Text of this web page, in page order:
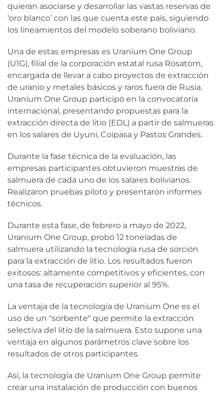
quieran asociarse y desarrollar las vastas reservas de
‘oro blanco’ con las que cuenta este país, siguiendo
los lineamientos del modelo soberano boliviano.
Una de estas empresas es Uranium One Group
(U1G), filial de la corporación estatal rusa Rosatom,
encargada de llevar a cabo proyectos de extracción
de uranio y metales básicos y raros fuera de Rusia.
Uranium One Group participó en la convocatoria
internacional, presentando propuestas para la
extracción directa de litio (EDL) a partir de salmueras
en los salares de Uyuni, Coipasa y Pastos Grandes.
Durante la fase técnica de la evaluación, las
empresas participantes obtuvieron muestras de
salmuera de cada uno de los salares bolivianos.
Realizaron pruebas piloto y presentaron informes
técnicos.
Durante esta fase, de febrero a mayo de 2022,
Uranium One Group, probó 12 toneladas de
salmuera utilizando la tecnología rusa de sorción
para la extracción de litio. Los resultados fueron
exitosos: altamente competitivos y eficientes, con
una tasa de recuperación superior al 95%.
La ventaja de la tecnología de Uranium One es el
uso de un "sorbente" que permite la extracción
selectiva del litio de la salmuera. Esto supone una
ventaja en algunos parámetros clave sobre los
resultados de otros participantes.
Así, la tecnología de Uranium One Group permite
crear una instalación de producción con buenos